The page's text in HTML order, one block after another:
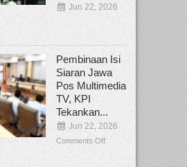
Jun 22, 2026
Pembinaan Isi
Siaran Jawa
Pos Multimedia
TV, KPI
Tekankan...
Jun 22, 2026
Comments Off